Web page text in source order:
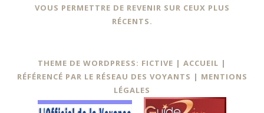
VOUS PERMETTRE DE REVENIR SUR CEUX PLUS
RÉCENTS.
THEME DE WORDPRESS: FICTIVE | ACCUEIL |
RÉFÉRENCÉ PAR LE RÉSEAU DES VOYANTS | MENTIONS
LÉGALES